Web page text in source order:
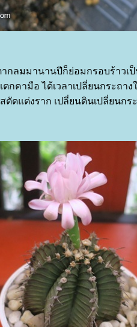
ากลมมานานปีก็ย่อมกรอบร้าวเ
กคามือ ได้เวลาเปลี่ยนกระถา
ตัดแต่งราก เปลี่ยนดินเปลี่ยนก